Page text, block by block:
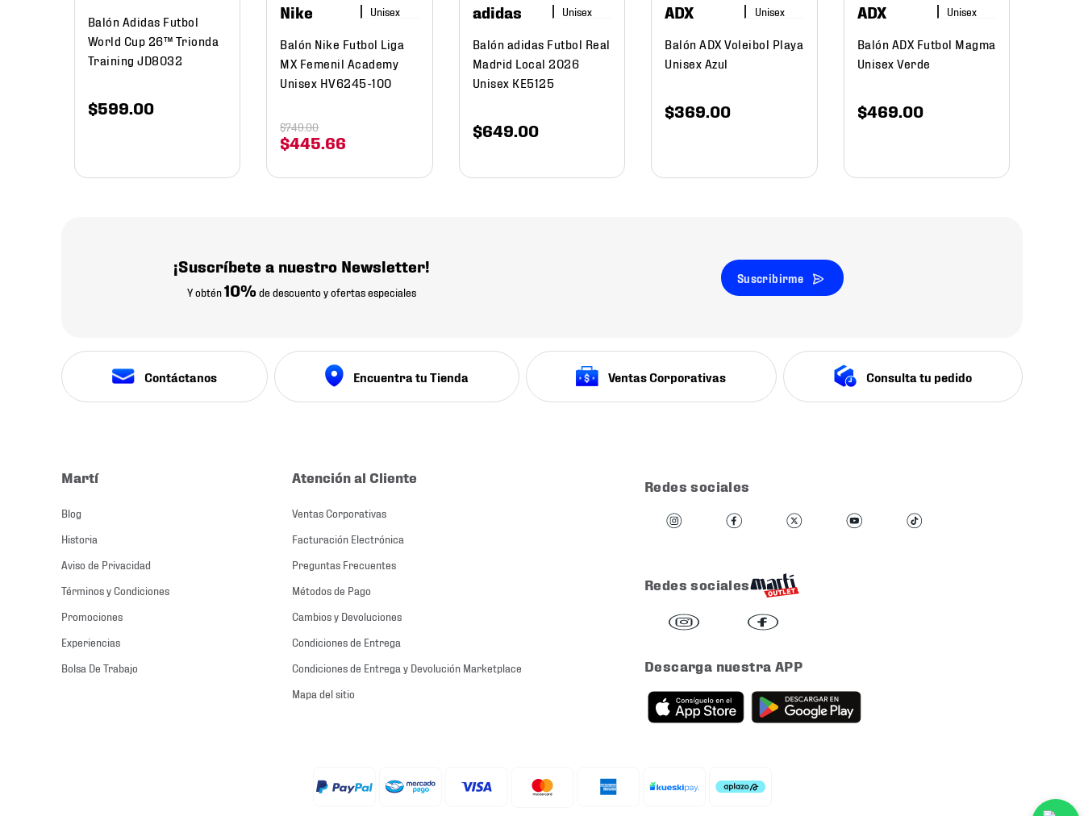
Balón Adidas Futbol
World Cup 26™ Trionda
Training JD8032
$599.00
Nike
Balón Nike Futbol Liga
MX Femenil Academy
Unisex HV6245-100
$445.66
$749.00
adidas
Balón adidas Futbol Real
Madrid Local 2026
Unisex KE5125
$649.00
ADX
Balón ADX Voleibol Playa
Unisex Azul
$369.00
ADX
Balón ADX Futbol Magma
Unisex Verde
$469.00
¡Suscríbete a nuestro Newsletter!
Y obtén10% de descuento y ofertas especiales
Suscribirme
Contáctanos Encuentra tu Tienda Ventas Corporativas Consulta tu pedido
Martí
Blog
Historia
Aviso de Privacidad
Términos y Condiciones
Promociones
Experiencias
Bolsa De Trabajo
Atención al Cliente
Ventas Corporativas
Facturación Electrónica
Preguntas Frecuentes
Métodos de Pago
Cambios y Devoluciones
Condiciones de Entrega
Condiciones de Entrega y Devolución Marketplace
Mapa del sitio
Redes sociales
Redes sociales
Descarga nuestra APP